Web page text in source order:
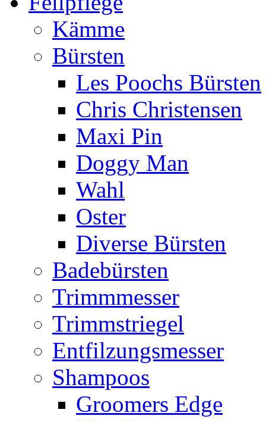
Kämme
Bürsten
Les Poochs Bürsten
Chris Christensen
Maxi Pin
Doggy Man
Wahl
Oster
Diverse Bürsten
Badebürsten
Trimmmesser
Trimmstriegel
Entfilzungsmesser
Shampoos
Groomers Edge